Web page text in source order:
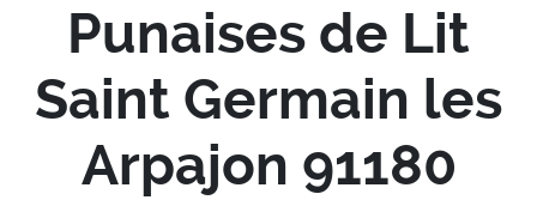
Punaises de Lit
Saint Germain les
Arpajon 91180